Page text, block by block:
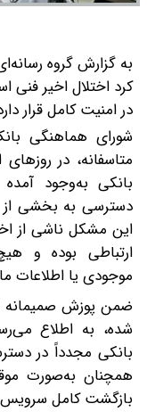
به گزارش گروه
کرد اختلال اخیر
در امنیت کامل قرار
شورای هماهنگی
متاسفانه، در
بانکی به‌وجود
دسترسی به بخشی
این مشکل ناشی از
ارتباطی بوده و
موجودی یا اطلاعات
ضمن پوزش صمیمانه
شده، به اطلاع
بانکی مجدداً در
همچنان به‌صورت
بازگشت کامل